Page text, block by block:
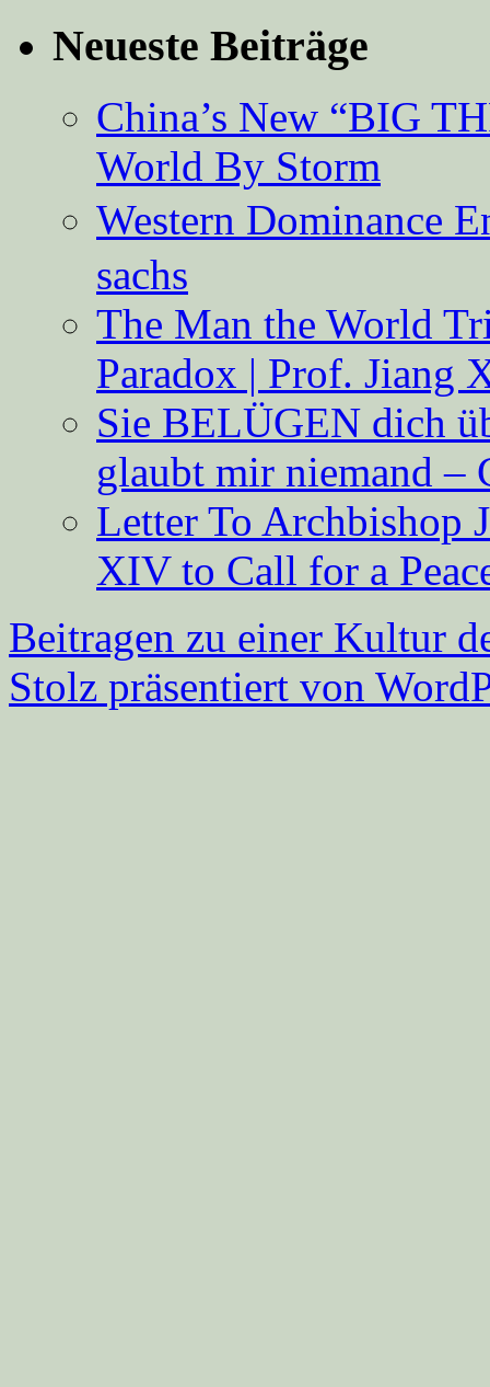
Neueste Beiträge
China’s New “BIG
World By Storm
Western Dominance
sachs
The Man the World
Paradox | Prof. Jiang
Sie BELÜGEN dich
glaubt mir niemand –
Letter To Archbishop
XIV to Call for a
Beitragen zu einer Kultur
Stolz präsentiert von